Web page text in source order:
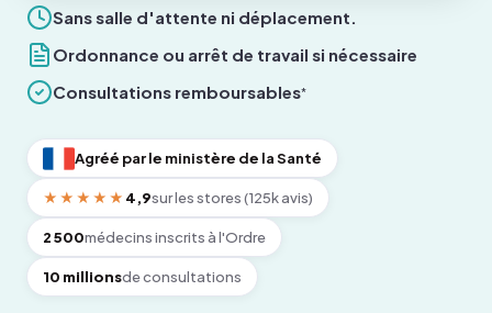
Sans salle d'attente ni déplacement.
Ordonnance ou arrêt de travail si nécessaire
Consultations remboursables*
Agréé par le ministère de la Santé
★★★★★ 4,9sur les stores (125k avis)
2 500médecins inscrits à l'Ordre
10 millionsde consultations